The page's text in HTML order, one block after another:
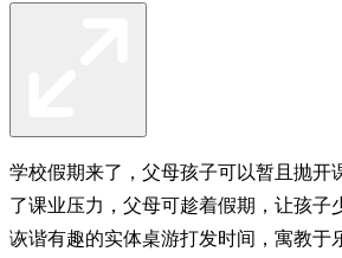
学校假期来了，父母孩子可以暂且抛开
了课业压力，父母可趁着假期，让孩子
诙谐有趣的实体桌游打发时间，寓教于